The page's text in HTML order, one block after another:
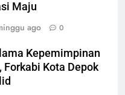
Maju
ago 0
Kepemimpinan
Forkabi Kota Depok